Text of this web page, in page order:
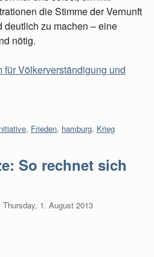
die Stimme der Vernunft
deutlich zu machen – eine
nötig.
für Völkerverständigung und
, Frieden, hamburg, Krieg
So rechnet sich
Thursday, 1. August 2013